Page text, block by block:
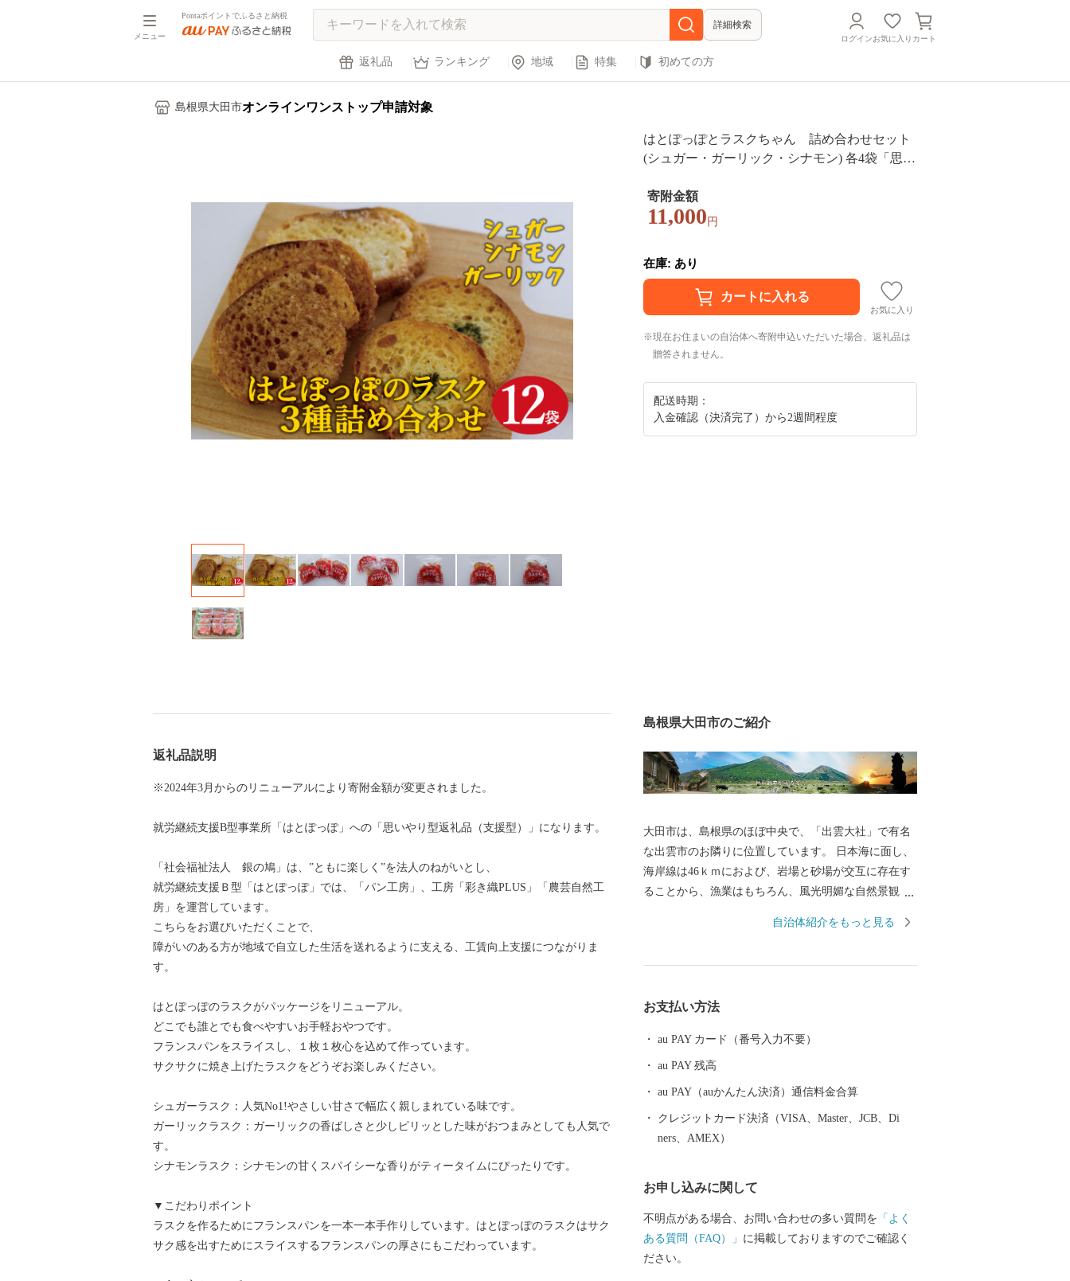
メニュー
Pontaポイントでふるさと納税
詳細検索
ログインお気に入り カート
返礼品 ランキング 地域 特集 初めての方
島根県大田市オンラインワンストップ申請対象
はとぽっぽとラスクちゃん 詰め合わせセット
(シュガー・ガーリック・シナモン) 各4袋「思い
ク シュガー ガーリック シナモン おやつ ギフト
プレゼント】
寄附金額
11,000 円
在庫: あり
お気に入り
現在お住まいの自治体へ寄附申込いただいた場合、返礼品は
贈答されません。
配送時期：
入金確認（決済完了）から2週間程度
返礼品説明
※2024年3月からのリニューアルにより寄附金額が変更されました。
就労継続支援B型事業所「はとぽっぽ」への「思いやり型返礼品（支援型）」になります。
「社会福祉法人 銀の鳩」は、”ともに楽しく”を法人のねがいとし、
就労継続支援Ｂ型「はとぽっぽ」では、「パン工房」、工房「彩き織PLUS」「農芸自然工
房」を運営しています。
こちらをお選びいただくことで、
障がいのある方が地域で自立した生活を送れるように支える、工賃向上支援につながりま
す。
はとぽっぽのラスクがパッケージをリニューアル。
どこでも誰とでも食べやすいお手軽おやつです。
フランスパンをスライスし、１枚１枚心を込めて作っています。
サクサクに焼き上げたラスクをどうぞお楽しみください。
シュガーラスク：人気No1!やさしい甘さで幅広く親しまれている味です。
ガーリックラスク：ガーリックの香ばしさと少しピリッとした味がおつまみとしても人気で
す。
シナモンラスク：シナモンの甘くスパイシーな香りがティータイムにぴったりです。
▼こだわりポイント
ラスクを作るためにフランスパンを一本一本手作りしています。はとぽっぽのラスクはサク
サク感を出すためにスライスするフランスパンの厚さにもこだわっています。
島根県大田市のご紹介
大田市は、島根県のほぼ中央で、「出雲大社」で有名
な出雲市のお隣りに位置しています。 日本海に面し、
海岸線は46ｋｍにおよび、岩場と砂場が交互に存在す
ることから、漁業はもちろん、風光明媚な自然景観、
ます。 また世界遺産となった石見銀山遺跡、大山隠岐
力あるまちづくりに取り組んでいます。移住・定住促
進にも力を入れています！
自治体紹介をもっと見る
お支払い方法
au PAY カード（番号入力不要）
au PAY 残高
au PAY（auかんたん決済）通信料金合算
クレジットカード決済（VISA、Master、JCB、Di
ners、AMEX）
お申し込みに関して
不明点がある場合、お問い合わせの多い質問を 「よく
ある質問（FAQ）」 に掲載しておりますのでご確認く
ださい。